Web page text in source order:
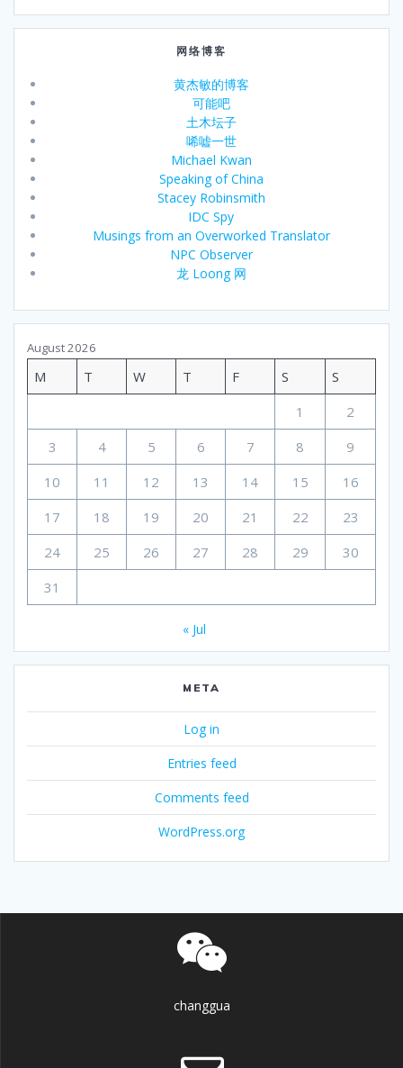
网络博客
黄杰敏的博客
可能吧
土木坛子
唏嘘一世
Michael Kwan
Speaking of China
Stacey Robinsmith
IDC Spy
Musings from an Overworked Translator
NPC Observer
龙 Loong 网
August 2026
M T W T F S
S
1
2
3
4 5 6 7 8
9
10
11 12 13 14 15
16
17
18 19 20 21 22
23
24
25 26 27 28 29
30
31
« Jul
META
Log in
Entries feed
Comments feed
WordPress.org
changgua